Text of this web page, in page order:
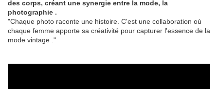
des corps, créant une synergie entre la mode, la
photographie .
"Chaque photo raconte une histoire. C'est une collaboration où
chaque femme apporte sa créativité pour capturer l'essence de la
mode vintage ."